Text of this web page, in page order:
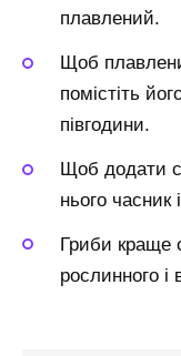
плавлений.
Щоб
помістіть
півгодини.
Щоб додати
нього часник
Гриби краще
рослинного